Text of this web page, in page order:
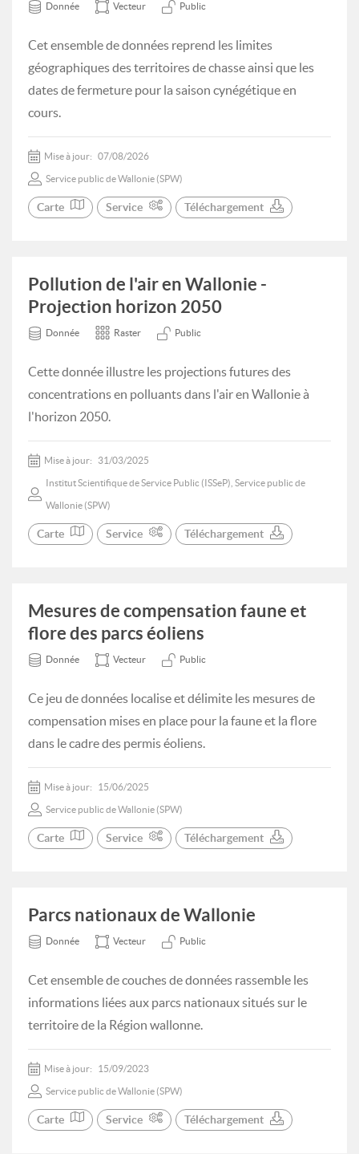
Donnée Vecteur Public
Cet ensemble de données reprend les limites
géographiques des territoires de chasse ainsi que les
dates de fermeture pour la saison cynégétique en
cours.
Mise à jour: 07/08/2026
Service public de Wallonie (SPW)
Carte Service Téléchargement
Pollution de l'air en Wallonie -
Projection horizon 2050
Donnée Raster Public
Cette donnée illustre les projections futures des
concentrations en polluants dans l'air en Wallonie à
l'horizon 2050.
Mise à jour: 31/03/2025
Institut Scientifique de Service Public (ISSeP), Service public de
Wallonie (SPW)
Carte Service Téléchargement
Mesures de compensation faune et
flore des parcs éoliens
Donnée Vecteur Public
Ce jeu de données localise et délimite les mesures de
compensation mises en place pour la faune et la flore
dans le cadre des permis éoliens.
Mise à jour: 15/06/2025
Service public de Wallonie (SPW)
Carte Service Téléchargement
Parcs nationaux de Wallonie
Donnée Vecteur Public
Cet ensemble de couches de données rassemble les
informations liées aux parcs nationaux situés sur le
territoire de la Région wallonne.
Mise à jour: 15/09/2023
Service public de Wallonie (SPW)
Carte Service Téléchargement